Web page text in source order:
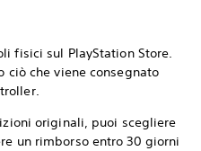
fisici sul PlayStation Store.
che viene consegnato
originali, puoi scegliere
un rimborso entro 30 giorni